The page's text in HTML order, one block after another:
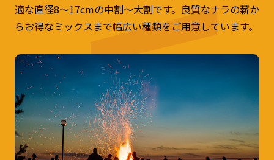
適な直径8～17cmの中割～大割です。良質なナラの薪か
らお得なミックスまで幅広い種類をご用意しています。